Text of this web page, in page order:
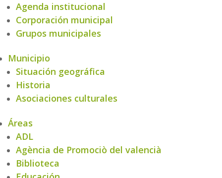
Agenda institucional
Corporación municipal
Grupos municipales
Municipio
Situación geográfica
Historia
Asociaciones culturales
Áreas
ADL
Agència de Promociò del valencià
Biblioteca